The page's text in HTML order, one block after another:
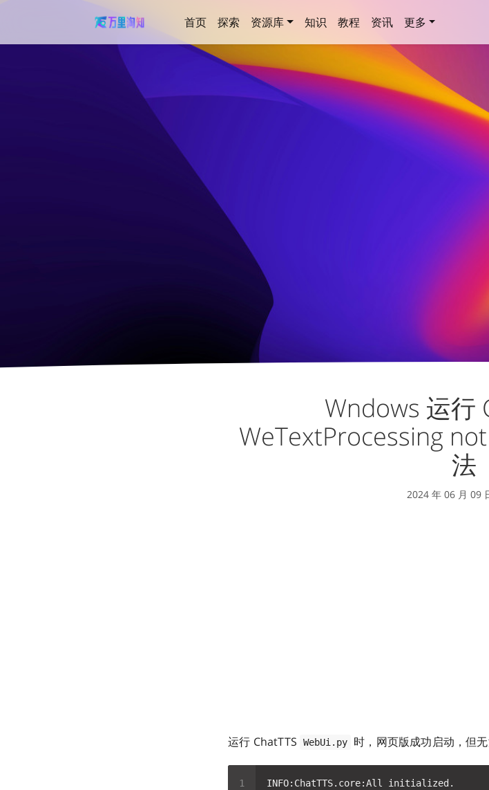
首页 探索 资源库 知识 教程 资讯 更多
Wndows 运行
WeTextProcessing
法
2024 年 06 月 09
运行 ChatTTS WebUi.py 时，网页版成功启动，但